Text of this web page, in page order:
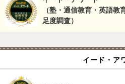
（塾・通信教育・英語
足度調査）
イード・ア